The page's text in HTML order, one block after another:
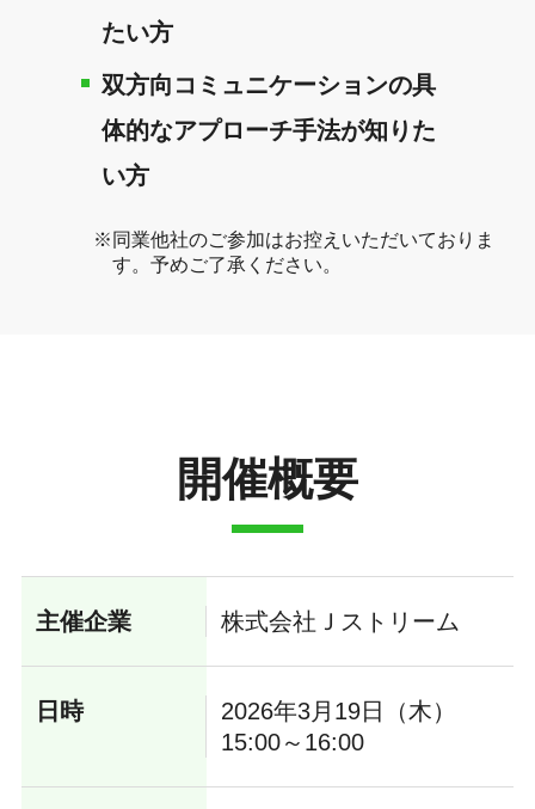
たい方
双方向コミュニケーションの具
体的なアプローチ手法が知りた
い方
同業他社のご参加はお控えいただいておりま
す。予めご了承ください。
開催概要
主催企業 株式会社Ｊストリーム
日時
2026年3月19日（木）
15:00～16:00